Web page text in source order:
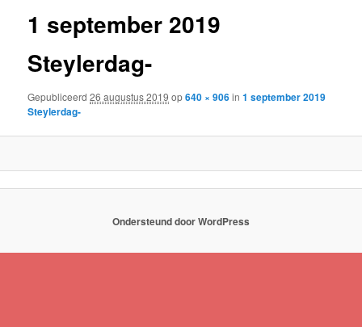
1 september 2019
Steylerdag-
Gepubliceerd26 augustus 2019 op640 × 906in1 september 2019
Steylerdag-
Ondersteund door WordPress